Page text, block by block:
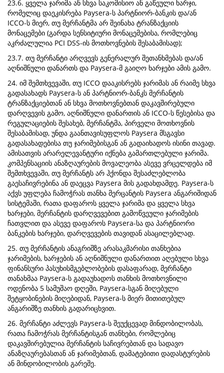
23.6. ყველა ჯარიმა ან სხვა საკომისიო ან გაწეული ხარჯი,
რომელიც დაეკისრება Paysera-ს პარტნიორ-ბანკის და/ან
ICCO-ს მიერ, თუ მერჩანტმა არ შეინახა ტრანზაქციის
მონაცემები (გარდა სენსიტიური მონაცემებისა, რომლებიც
აკრძალულია PCI DSS-ის მოთხოვნების შესაბამისად);
23.7. თუ მერჩანტი არღვევს გენერალურ შეთანხმებას და/ან
აღნიშნული დანართს და Paysera-მ გაიღო ხარჯები ამის გამო.
24. იმ შემთხვევაში, თუ ICCO დააკისრებს ჯარიმას ან რაიმე სხვა
გადასახადს Paysera-ს ან პარტნიორ-ბანკს მერჩანტის
ტრანზაქციებთან ან სხვა მოთხოვნებთან დაკავშირებული
დარღვევის გამო, აღნიშნული დანართის ან ICCO-ს წესებისა და
რეგულაციების შესახებ, მერჩანტმა, პირველი მოთხოვნის
შესაბამისად, უნდა გაანთავისუფლოს Paysera მსგავსი
გადასახადებისა თუ ჯარიმებისგან ან გადაიხადოს ისინი თავად.
ამისათვის არარელევანტური იქნება გამართლებული ჯარიმა.
კომპენსაციის ანაზღაურების მოვალეობა ასევე ვრცელდება იმ
შემთხვევაში, თუ მერჩანტს არ ჰქონდა შესაძლებლობა
გაესაჩივრებინა ან დაეცვა Paysera მის გადახდამდე. Paysera-ს
აქვს უფლება ჩამოჭრას თანხა მერცანტის Paysera ანგარიშიდან
სისტემაში, რათა დაფაროს ყველა ჯარიმა და ყველა სხვა
ხარჯები, მერჩანტის დარღვევებით გამოწვეული ჯარიმების
ჩათვლით და ასევე დაფაროს Paysera-სა და პარტნიორი
ბანკების ხარჯები, დარღვევების თავიდან ასაცილებლად.
25. თუ მერჩანტის ანაგრიშზე არასაკმარისი თანხებია
ჯარიმების, ხარჯების ან აღნიშნული დანართით აღებული სხვა
ფინანსური პასუხისმგებლობების დასაფარად, მერჩანტი
თანახმაა Paysera-ს გადაუხადოს თანხის მოთხოვნილი
ოდენობა 5 სამუშაო დღეში, Paysera-სგან მიღებული
შეტყობინების მიღებიდან, Paysera-ს მიერ მითითებულ
ანგარიშზე თანხის გადარიცხვით.
26. მერჩანტი აძლევს Paysera-ს შეუქცევად მინდობილობას,
რათა ჩამოჭრას მერჩანტისგან თანხები, რომლებიც
დაკავშირებულია მერჩანტის საჩივრებთან და სადავო
ანაზღაურებასთან ან ჯარიმებთან, დამატებითი დადასტურების
ან მინდობილობის გარეშე.